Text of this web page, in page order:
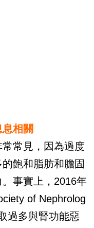
相關
常見，因為過度
飽和脂肪和膽固
事實上，2016年
of Nephrolog
過多與腎功能惡